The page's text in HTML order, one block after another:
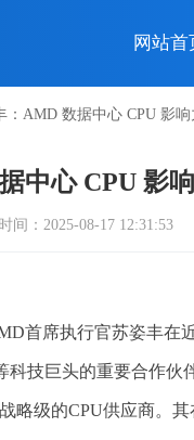
网站首
：AMD 数据中心 CPU 影
中心 CPU 影
间：2025-08-17 12:31:53
首席执行官苏姿丰
技巨头的重要合作伙
略级的CPU供应商。